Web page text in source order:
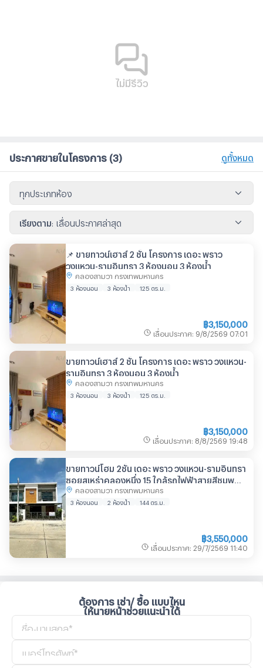
ไม่มีรีวิว
ประกาศขายในโครงการ (3) ดูทั้งหมด
ทุกประเภทห้อง
เรียงตาม: เลื่อนประกาศล่าสุด
📌 ขายทาวน์เฮาส์ 2 ชั้น โครงการ เดอะ พราว
วงแหวน-รามอินทรา 3 ห้องนอน 3 ห้องน้ำ
คลองสามวา กรุงเทพมหานคร
3 ห้องนอน 3 ห้องน้ำ 125 ตร.ม.
฿3,150,000
เลื่อนประกาศ : 9/8/2569 07:01
ขายทาวน์เฮาส์ 2 ชั้น โครงการ เดอะ พราว วงแหวน-
รามอินทรา 3 ห้องนอน 3 ห้องน้ำ
คลองสามวา กรุงเทพมหานคร
3 ห้องนอน 3 ห้องน้ำ 125 ตร.ม.
฿3,150,000
เลื่อนประกาศ : 8/8/2569 19:48
ขายทาวน์โฮม 2ชั้น เดอะ พราว วงแหวน-รามอินทรา
ซอยสุเหร่าคลองหนึ่ง 15 ใกล้รถไฟฟ้าสายสีชมพู
หลังมุม
คลองสามวา กรุงเทพมหานคร
3 ห้องนอน 2 ห้องน้ำ 144 ตร.ม.
฿3,550,000
เลื่อนประกาศ : 29/7/2569 11:40
ต้องการ เช่า/ ซื้อ แบบไหน
ให้นายหน้าช่วยแนะนำได้